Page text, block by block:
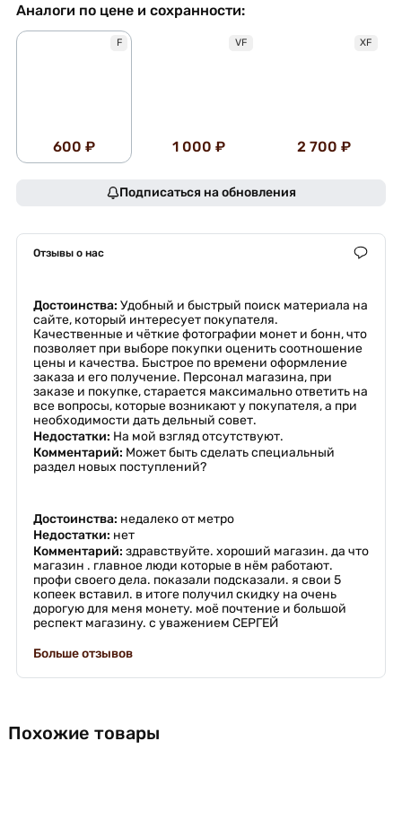
Аналоги по цене и сохранности:
F
600 ₽
VF
1 000 ₽
XF
2 700 ₽
Подписаться на обновления
Отзывы о нас
Достоинства: Удобный и быстрый поиск материала на
сайте, который интересует покупателя.
Качественные и чёткие фотографии монет и бонн, что
позволяет при выборе покупки оценить соотношение
цены и качества. Быстрое по времени оформление
заказа и его получение. Персонал магазина, при
заказе и покупке, старается максимально ответить на
все вопросы, которые возникают у покупателя, а при
необходимости дать дельный совет.
Недостатки: На мой взгляд отсутствуют.
Комментарий: Может быть сделать специальный
раздел новых поступлений?
Достоинства: недалеко от метро
Недостатки: нет
Комментарий: здравствуйте. хороший магазин. да что
магазин . главное люди которые в нём работают.
профи своего дела. показали подсказали. я свои 5
копеек вставил. в итоге получил скидку на очень
дорогую для меня монету. моё почтение и большой
респект магазину. с уважением СЕРГЕЙ
Больше отзывов
Похожие товары